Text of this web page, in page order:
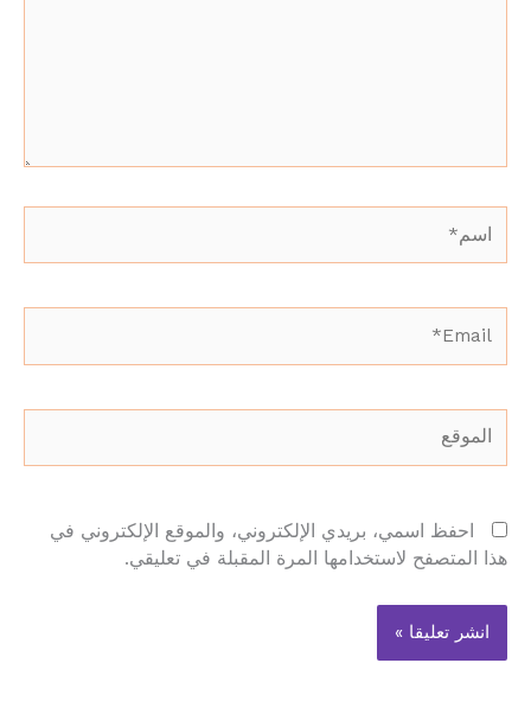
احفظ اسمي، بريدي الإلكتروني، والموقع الإلكتروني في
هذا المتصفح لاستخدامها المرة المقبلة في تعليقي.